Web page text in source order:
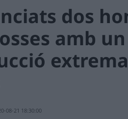
dos
amb
08-21 18:30:00